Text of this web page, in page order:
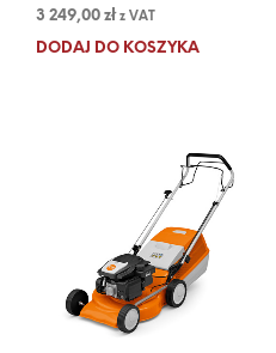
3 249,00 zł z VAT
DODAJ DO KOSZYKA